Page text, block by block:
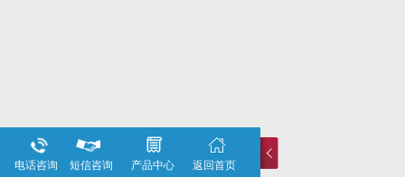
电话咨询 短信咨询 产品中心 返回首页